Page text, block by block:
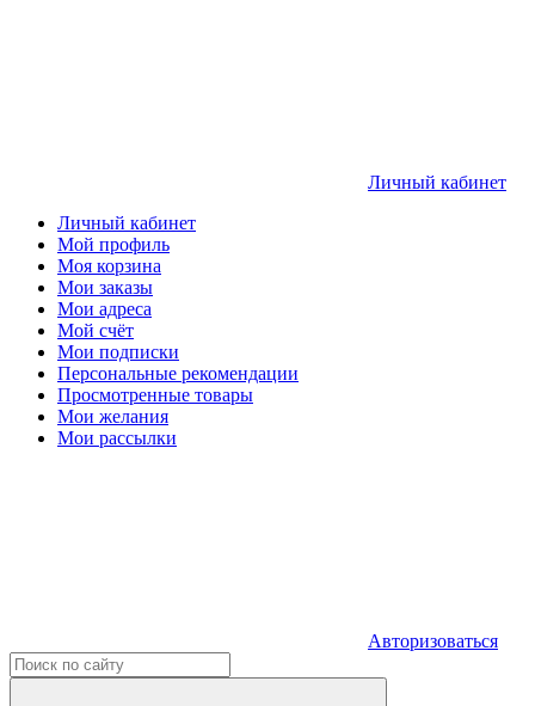
Личный кабинет
Личный кабинет
Мой профиль
Моя корзина
Мои заказы
Мои адреса
Мой счёт
Мои подписки
Персональные рекомендации
Просмотренные товары
Мои желания
Мои рассылки
Авторизоваться